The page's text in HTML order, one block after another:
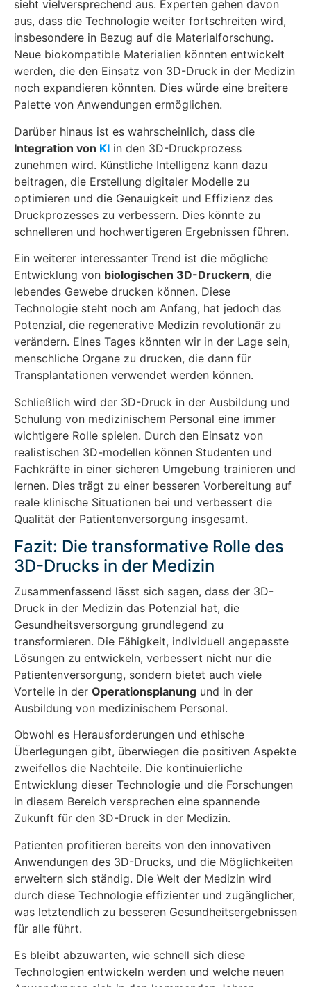
sieht vielversprechend aus. Experten gehen davon
aus, dass die Technologie weiter fortschreiten wird,
insbesondere in Bezug auf die Materialforschung.
Neue biokompatible Materialien könnten entwickelt
werden, die den Einsatz von 3D-Druck in der Medizin
noch expandieren könnten. Dies würde eine breitere
Palette von Anwendungen ermöglichen.
Darüber hinaus ist es wahrscheinlich, dass die
Integration von KI in den 3D-Druckprozess
zunehmen wird. Künstliche Intelligenz kann dazu
beitragen, die Erstellung digitaler Modelle zu
optimieren und die Genauigkeit und Effizienz des
Druckprozesses zu verbessern. Dies könnte zu
schnelleren und hochwertigeren Ergebnissen führen.
Ein weiterer interessanter Trend ist die mögliche
Entwicklung von biologischen 3D-Druckern, die
lebendes Gewebe drucken können. Diese
Technologie steht noch am Anfang, hat jedoch das
Potenzial, die regenerative Medizin revolutionär zu
verändern. Eines Tages könnten wir in der Lage sein,
menschliche Organe zu drucken, die dann für
Transplantationen verwendet werden können.
Schließlich wird der 3D-Druck in der Ausbildung und
Schulung von medizinischem Personal eine immer
wichtigere Rolle spielen. Durch den Einsatz von
realistischen 3D-modellen können Studenten und
Fachkräfte in einer sicheren Umgebung trainieren und
lernen. Dies trägt zu einer besseren Vorbereitung auf
reale klinische Situationen bei und verbessert die
Qualität der Patientenversorgung insgesamt.
Fazit: Die transformative Rolle des
3D-Drucks in der Medizin
Zusammenfassend lässt sich sagen, dass der 3D-
Druck in der Medizin das Potenzial hat, die
Gesundheitsversorgung grundlegend zu
transformieren. Die Fähigkeit, individuell angepasste
Lösungen zu entwickeln, verbessert nicht nur die
Patientenversorgung, sondern bietet auch viele
Vorteile in der Operationsplanung und in der
Ausbildung von medizinischem Personal.
Obwohl es Herausforderungen und ethische
Überlegungen gibt, überwiegen die positiven Aspekte
zweifellos die Nachteile. Die kontinuierliche
Entwicklung dieser Technologie und die Forschungen
in diesem Bereich versprechen eine spannende
Zukunft für den 3D-Druck in der Medizin.
Patienten profitieren bereits von den innovativen
Anwendungen des 3D-Drucks, und die Möglichkeiten
erweitern sich ständig. Die Welt der Medizin wird
durch diese Technologie effizienter und zugänglicher,
was letztendlich zu besseren Gesundheitsergebnissen
für alle führt.
Es bleibt abzuwarten, wie schnell sich diese
Technologien entwickeln werden und welche neuen